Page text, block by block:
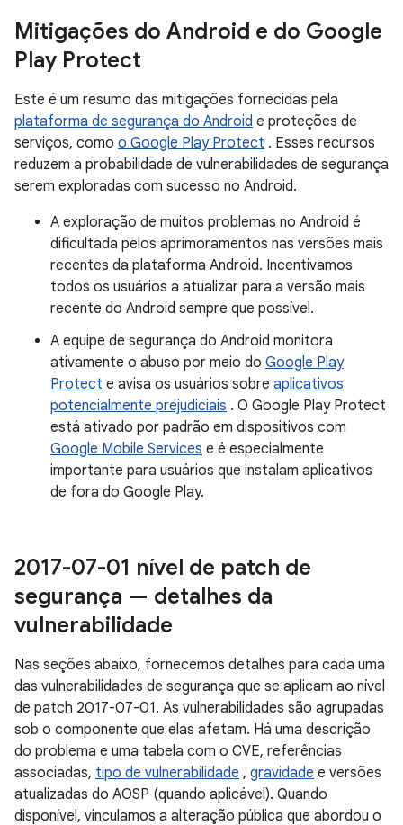
Mitigações do Android e do Google
Play Protect
Este é um resumo das mitigações fornecidas pela
plataforma de segurança do Android e proteções de
serviços, como o Google Play Protect . Esses recursos
reduzem a probabilidade de vulnerabilidades de segurança
serem exploradas com sucesso no Android.
A exploração de muitos problemas no Android é
dificultada pelos aprimoramentos nas versões mais
recentes da plataforma Android. Incentivamos
todos os usuários a atualizar para a versão mais
recente do Android sempre que possível.
A equipe de segurança do Android monitora
ativamente o abuso por meio do Google Play
Protect e avisa os usuários sobre aplicativos
potencialmente prejudiciais . O Google Play Protect
está ativado por padrão em dispositivos com
Google Mobile Services e é especialmente
importante para usuários que instalam aplicativos
de fora do Google Play.
2017-07-01 nível de patch de
segurança — detalhes da
vulnerabilidade
Nas seções abaixo, fornecemos detalhes para cada uma
das vulnerabilidades de segurança que se aplicam ao nível
de patch 2017-07-01. As vulnerabilidades são agrupadas
sob o componente que elas afetam. Há uma descrição
do problema e uma tabela com o CVE, referências
associadas, tipo de vulnerabilidade , gravidade e versões
atualizadas do AOSP (quando aplicável). Quando
disponível, vinculamos a alteração pública que abordou o